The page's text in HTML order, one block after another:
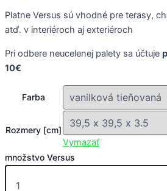
Platne Versus sú vhodné pre terasy,
atď. v interiéroch aj exteriéroch
Pri odbere neucelenej palety sa účtuje
10€
Farba
Rozmery [cm]
Vymazať
množstvo Versus